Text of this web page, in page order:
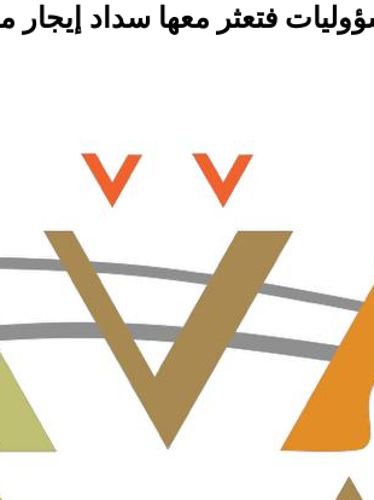
فتعثر معها سداد إيجار